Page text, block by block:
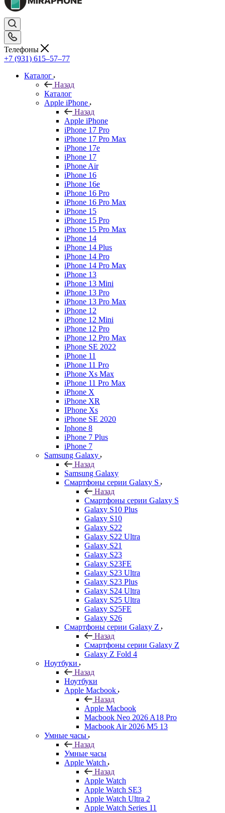
Телефоны
+7 (931) 615‒57‒77
Каталог
Назад
Каталог
Apple iPhone
Назад
Apple iPhone
iPhone 17 Pro
iPhone 17 Pro Max
iPhone 17e
iPhone 17
iPhone Air
iPhone 16
iPhone 16e
iPhone 16 Pro
iPhone 16 Pro Max
iPhone 15
iPhone 15 Pro
iPhone 15 Pro Max
iPhone 14
iPhone 14 Plus
iPhone 14 Pro
iPhone 14 Pro Max
iPhone 13
iPhone 13 Mini
iPhone 13 Pro
iPhone 13 Pro Max
iPhone 12
iPhone 12 Mini
iPhone 12 Pro
iPhone 12 Pro Max
iPhone SE 2022
iPhone 11
iPhone 11 Pro
iPhone Xs Max
iPhone 11 Pro Max
iPhone X
iPhone XR
IPhone Xs
iPhone SE 2020
Iphone 8
iPhone 7 Plus
iPhone 7
Samsung Galaxy
Назад
Samsung Galaxy
Смартфоны серии Galaxy S
Назад
Смартфоны серии Galaxy S
Galaxy S10 Plus
Galaxy S10
Galaxy S22
Galaxy S22 Ultra
Galaxy S21
Galaxy S23
Galaxy S23FE
Galaxy S23 Ultra
Galaxy S23 Plus
Galaxy S24 Ultra
Galaxy S25 Ultra
Galaxy S25FE
Galaxy S26
Смартфоны серии Galaxy Z
Назад
Смартфоны серии Galaxy Z
Galaxy Z Fold 4
Ноутбуки
Назад
Ноутбуки
Apple Macbook
Назад
Apple Macbook
Macbook Neo 2026 A18 Pro
Macbook Air 2026 M5 13
Умные часы
Назад
Умные часы
Apple Watch
Назад
Apple Watch
Apple Watch SE3
Apple Watch Ultra 2
Apple Watch Series 11